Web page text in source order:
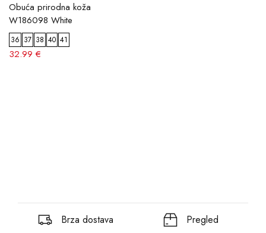
Obuća prirodna koža
W186098 White
36 37 38 40 41
32.99 €
Brza dostava Pregled